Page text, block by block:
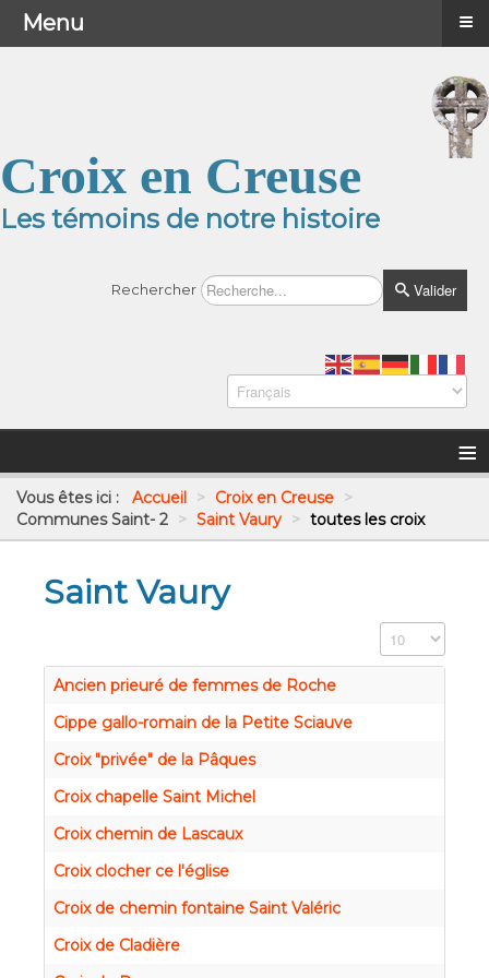
Croix en Creuse
Les témoins de notre histoire
Rechercher Valider
≡
Vous êtes ici : Accueil > Croix en Creuse >
Communes Saint- 2 > Saint Vaury > toutes les croix
Saint Vaury
Affichage #
Ancien prieuré de femmes de Roche
Cippe gallo-romain de la Petite Sciauve
Croix "privée" de la Pâques
Croix chapelle Saint Michel
Croix chemin de Lascaux
Croix clocher ce l'église
Croix de chemin fontaine Saint Valéric
Croix de Cladière
Menu ≡
Menu ≡